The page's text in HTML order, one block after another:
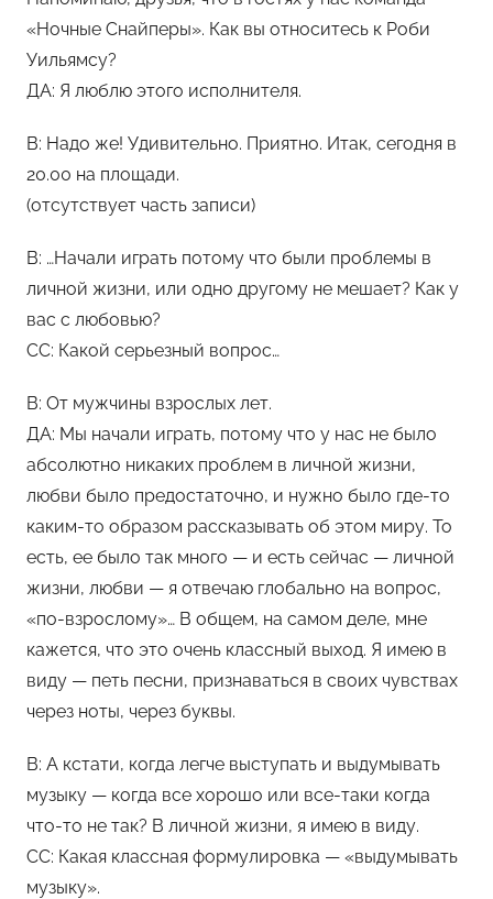
«Ночные Снайперы». Как вы относитесь к Роби
Уильямсу?
ДА: Я люблю этого исполнителя.
В: Надо же! Удивительно. Приятно. Итак, сегодня в
20.00 на площади.
(отсутствует часть записи)
В: …Начали играть потому что были проблемы в
личной жизни, или одно другому не мешает? Как у
вас с любовью?
СС: Какой серьезный вопрос…
В: От мужчины взрослых лет.
ДА: Мы начали играть, потому что у нас не было
абсолютно никаких проблем в личной жизни,
любви было предостаточно, и нужно было где-то
каким-то образом рассказывать об этом миру. То
есть, ее было так много — и есть сейчас — личной
жизни, любви — я отвечаю глобально на вопрос,
«по-взрослому»… В общем, на самом деле, мне
кажется, что это очень классный выход. Я имею в
виду — петь песни, признаваться в своих чувствах
через ноты, через буквы.
В: А кстати, когда легче выступать и выдумывать
музыку — когда все хорошо или все-таки когда
что-то не так? В личной жизни, я имею в виду.
СС: Какая классная формулировка — «выдумывать
музыку».